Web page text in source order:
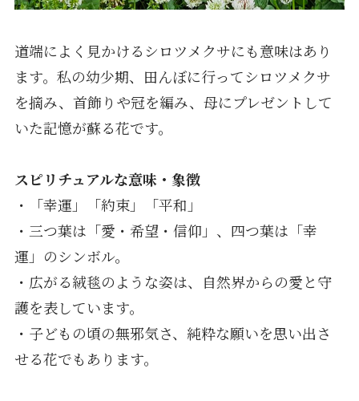
道端によく見かけるシロツメクサにも意味はあり
ます。私の幼少期、田んぼに行ってシロツメクサ
を摘み、首飾りや冠を編み、母にプレゼントして
いた記憶が蘇る花です。
スピリチュアルな意味・象徴
・「幸運」「約束」「平和」
・三つ葉は「愛・希望・信仰」、四つ葉は「幸
運」のシンボル。
・広がる絨毯のような姿は、自然界からの愛と守
護を表しています。
・子どもの頃の無邪気さ、純粋な願いを思い出さ
せる花でもあります。